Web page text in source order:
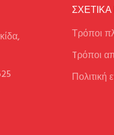
Τρόποι
Tρόποι
Πολιτική